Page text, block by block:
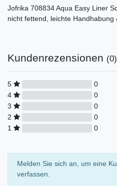
Jofrika 708834 Aqua Easy Liner
nicht fettend, leichte Handhabung
Kundenrezensionen (0)
5
0
4
0
3
0
2
0
1
0
Melden Sie sich an, um eine
verfassen.